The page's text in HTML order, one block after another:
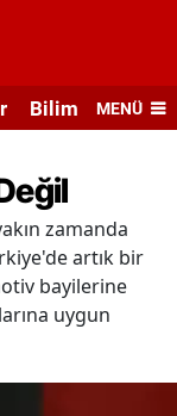
Bilim veMENÜ
zamanda
artık bir
bayilerine
uygun